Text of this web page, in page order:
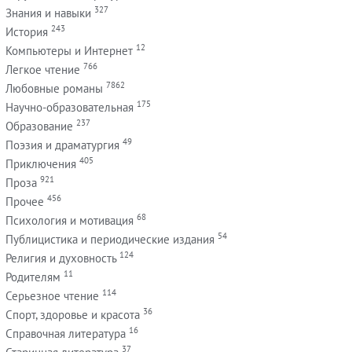
Знания и навыки 327
История 243
Компьютеры и Интернет 12
Легкое чтение 766
Любовные романы 7862
Научно-образовательная 175
Образование 237
Поэзия и драматургия 49
Приключения 405
Проза 921
Прочее 456
Психология и мотивация 68
Публицистика и периодические издания 54
Религия и духовность 124
Родителям 11
Серьезное чтение 114
Спорт, здоровье и красота 36
Справочная литература 16
37